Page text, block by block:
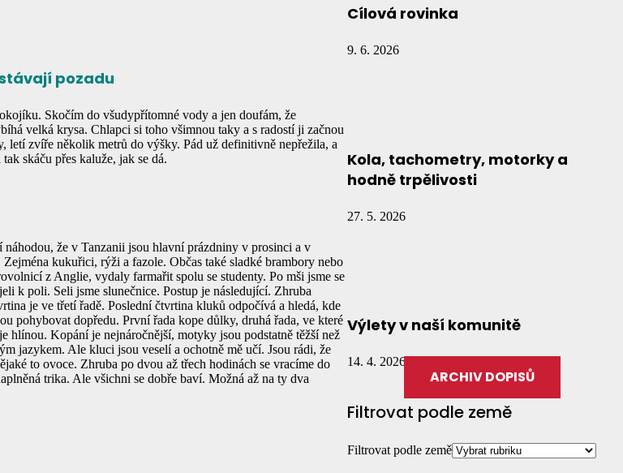
pozadu
Skočím do všudypřítomné vody a jen doufám, že
velká krysa. Chlapci si toho všimnou taky a s radostí ji začnou
letí zvíře několik metrů do výšky. Pád už definitivně nepřežila, a
skáču přes kaluže, jak se dá.
že v Tanzanii jsou hlavní prázdniny v prosinci a v
kukuřici, rýži a fazole. Občas také sladké brambory nebo
z Anglie, vydaly farmařit spolu se studenty. Po mši jsme se
k poli. Seli jsme slunečnice. Postup je následující. Zhruba
je ve třetí řadě. Poslední čtvrtina kluků odpočívá a hledá, kde
pohybovat dopředu. První řada kope důlky, druhá řada, ve které
hlínou. Kopání je nejnáročnější, motyky jsou podstatně těžší než
jazykem. Ale kluci jsou veselí a ochotně mě učí. Jsou rádi, že
to ovoce. Zhruba po dvou až třech hodinách se vracíme do
trika. Ale všichni se dobře baví. Možná až na ty dva
Cílová rovinka
9. 6. 2026
Kola, tachometry, motorky a
hodně trpělivosti
27. 5. 2026
Výlety v naší komunitě
14. 4. 2026
ARCHIV DOPISŮ
Filtrovat podle země
Filtrovat podle země